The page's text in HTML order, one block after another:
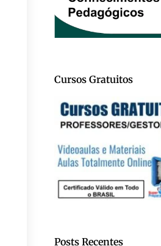
Cursos Gratuitos
Posts Recentes